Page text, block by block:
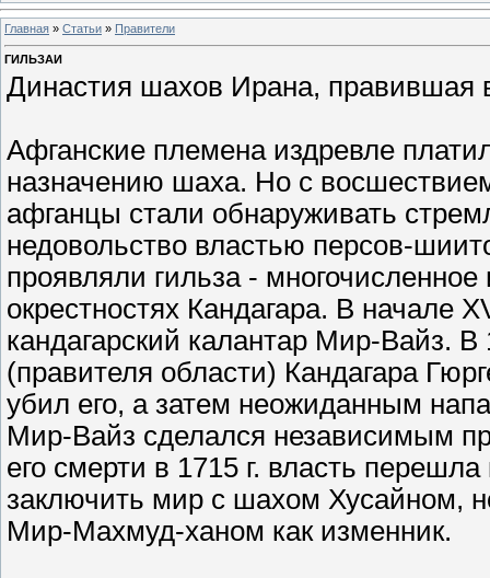
Главная » Статьи » Правители
ГИЛЬЗАИ
Династия шахов Ирана, правившая
Афганские племена издревле
назначению шаха. Но с
афганцы стали обнаруживать
недовольство властью персов-
проявляли гильза -
окрестностях Кандагара. В начале
кандагарский калантар Мир-Вайз. В
(правителя области) Кандагара
убил его, а затем неожиданным
Мир-Вайз сделался независимым
его смерти в 1715 г. власть
заключить мир с шахом Хусайном,
Мир-Махмуд-ханом как изменник.